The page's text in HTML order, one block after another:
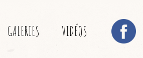
GALERIES VIDÉOS